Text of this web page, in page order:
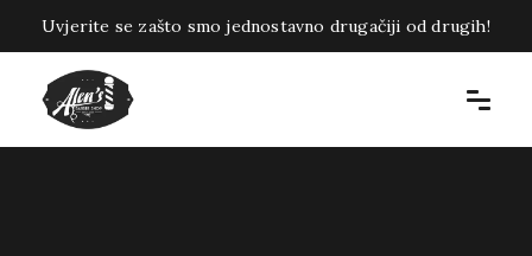
Uvjerite se zašto smo jednostavno drugačiji od drugih!